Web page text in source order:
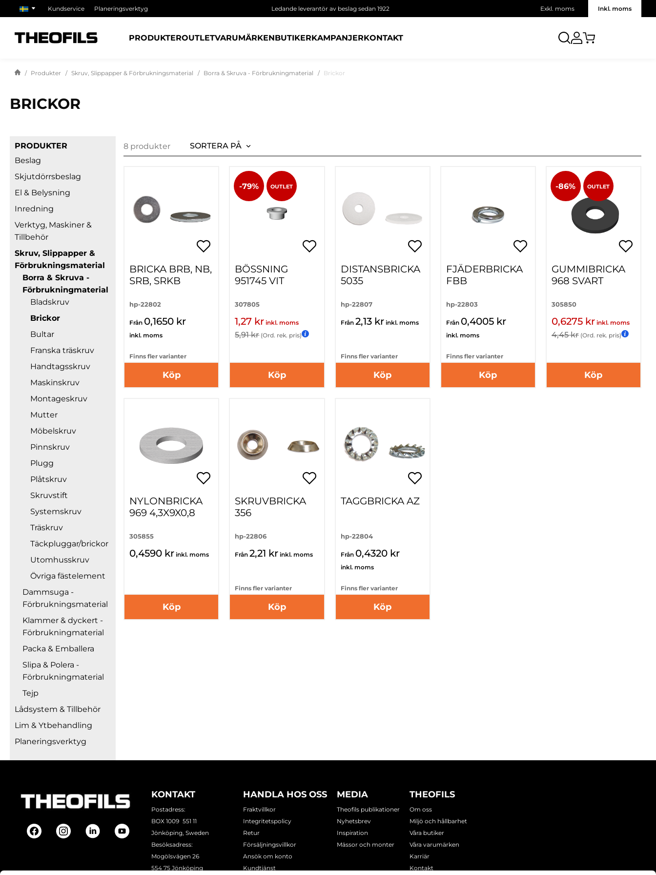
Kundservice Planeringsverktyg Ledande leverantör av beslag sedan 1922 Exkl. moms Inkl. moms
PRODUKTEROUTLETVARUMÄRKENBUTIKERKAMPANJERKONTAKT
Produkter Skruv, Slippapper & Förbrukningsmaterial Borra & Skruva - Förbrukningmaterial Brickor
BRICKOR
PRODUKTER
Beslag
Skjutdörrsbeslag
El & Belysning
Inredning
Verktyg, Maskiner &
Tillbehör
Skruv, Slippapper &
Förbrukningsmaterial
Borra & Skruva -
Förbrukningmaterial
Bladskruv
Brickor
Bultar
Franska träskruv
Handtagsskruv
Maskinskruv
Montageskruv
Mutter
Möbelskruv
Pinnskruv
Plugg
Plåtskruv
Skruvstift
Systemskruv
Träskruv
Täckpluggar/brickor
Utomhusskruv
Övriga fästelement
Dammsuga -
Förbrukningsmaterial
Klammer & dyckert -
Förbrukningmaterial
Packa & Emballera
Slipa & Polera -
Förbrukningmaterial
Tejp
Lådsystem & Tillbehör
Lim & Ytbehandling
Planeringsverktyg
8 produkter SORTERA PÅ
BRICKA BRB, NB,
SRB, SRKB
hp-22802
Från 0,1650 kr
inkl. moms
Finns fler varianter
Köp
-79% OUTLET
BÖSSNING
951745 VIT
307805
1,27 kr inkl. moms
5,91 kr (Ord. rek. pris)
Köp
DISTANSBRICKA
5035
hp-22807
Från 2,13 kr inkl. moms
Finns fler varianter
Köp
FJÄDERBRICKA
FBB
hp-22803
Från 0,4005 kr
inkl. moms
Finns fler varianter
Köp
-86% OUTLET
GUMMIBRICKA
968 SVART
305850
0,6275 kr inkl. moms
4,45 kr (Ord. rek. pris)
Köp
NYLONBRICKA
969 4,3X9X0,8
305855
0,4590 kr inkl. moms
Köp
SKRUVBRICKA
356
hp-22806
Från 2,21 kr inkl. moms
Finns fler varianter
Köp
TAGGBRICKA AZ
hp-22804
Från 0,4320 kr
inkl. moms
Finns fler varianter
Köp
KONTAKT
Postadress:
BOX 1009 551 11
Jönköping, Sweden
Besöksadress:
Mogölsvägen 26
554 75 Jönköping
HANDLA HOS OSS
Fraktvillkor
Integritetspolicy
Retur
Försäljningsvillkor
Ansök om konto
Kundtjänst
MEDIA
Theofils publikationer
Nyhetsbrev
Inspiration
Mässor och monter
THEOFILS
Om oss
Miljö och hållbarhet
Våra butiker
Våra varumärken
Karriär
Kontakt